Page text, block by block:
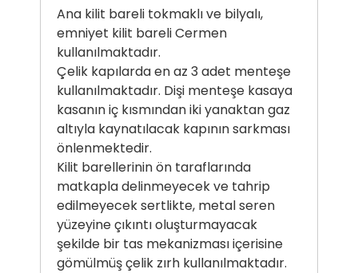
Ana kilit bareli tokmaklı ve bilyalı,
emniyet kilit bareli Cermen
kullanılmaktadır.
Çelik kapılarda en az 3 adet menteşe
kullanılmaktadır. Dişi menteşe kasaya
kasanın iç kısmından iki yanaktan gaz
altıyla kaynatılacak kapının sarkması
önlenmektedir.
Kilit barellerinin ön taraflarında
matkapla delinmeyecek ve tahrip
edilmeyecek sertlikte, metal seren
yüzeyine çıkıntı oluşturmayacak
şekilde bir tas mekanizması içerisine
gömülmüş çelik zırh kullanılmaktadır.